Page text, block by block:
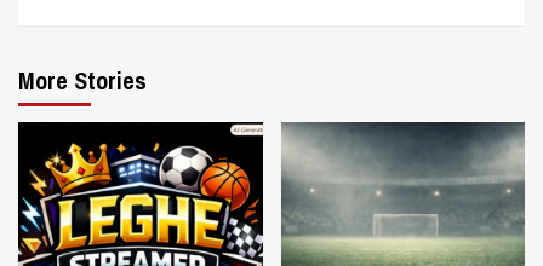
More Stories